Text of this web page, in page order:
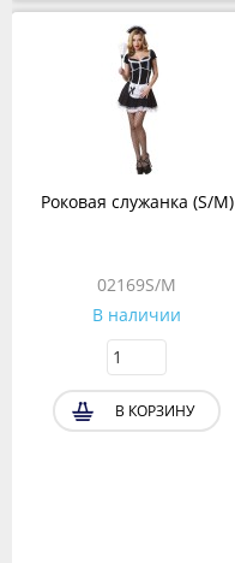
Роковая служанка (S/M)
02169S/M
В наличии
В КОРЗИНУ